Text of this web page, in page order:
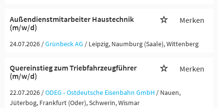
Außendienstmitarbeiter Haustechnik
(m/w/d)
Merken
24.07.2026 /Grünbeck AG / Leipzig, Naumburg (Saale), Wittenberg
Quereinstieg zum Triebfahrzeugführer
(m/w/d)
Merken
22.07.2026 /ODEG - Ostdeutsche Eisenbahn GmbH / Nauen,
Jüterbog, Frankfurt (Oder), Schwerin, Wismar